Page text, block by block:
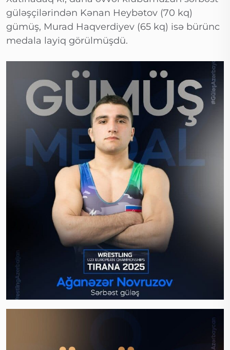
güləşçilərindən Kənan Heybətov (70 kq)
gümüş, Murad Haqverdiyev (65 kq) isə bürünc
medala layiq görülmüşdü.